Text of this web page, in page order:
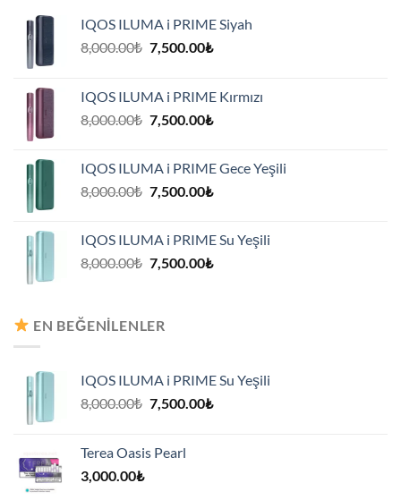
IQOS ILUMA i PRIME Siyah
8,000.00₺ Orijinal
7,500.00₺Şu
7,500.00₺.
IQOS ILUMA i PRIME Kırmızı
8,000.00₺ Orijinal
7,500.00₺Şu
7,500.00₺.
IQOS ILUMA i PRIME Gece Yeşili
8,000.00₺ Orijinal
7,500.00₺Şu
7,500.00₺.
IQOS ILUMA i PRIME Su Yeşili
8,000.00₺ Orijinal
7,500.00₺Şu
EN BEĞENILENLER
IQOS ILUMA i PRIME Su Yeşili
8,000.00₺ Orijinal
7,500.00₺Şu
Terea Oasis Pearl
3,000.00₺